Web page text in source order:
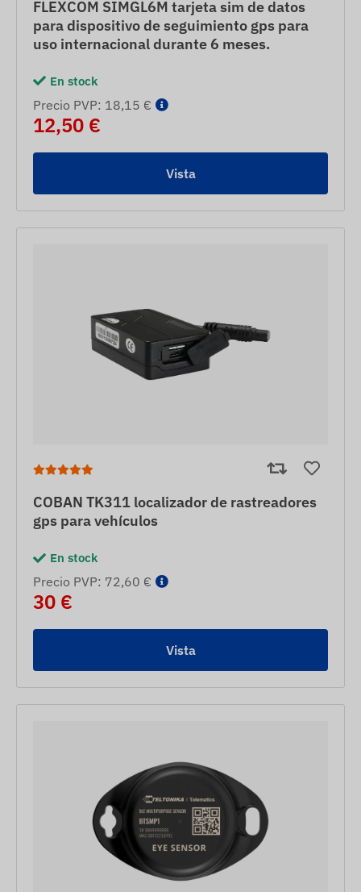
FLEXCOM SIMGL6M tarjeta sim de datos
para dispositivo de seguimiento gps para
uso internacional durante 6 meses.
En stock
Precio PVP: 18,15 €
12,50 €
Vista
COBAN TK311 localizador de rastreadores
gps para vehículos
En stock
Precio PVP: 72,60 €
30 €
Vista